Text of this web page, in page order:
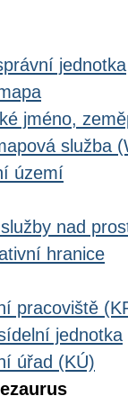
jednotka
jméno,
služba
území
nad
hranice
pracoviště
jednotka
úřad (KÚ)